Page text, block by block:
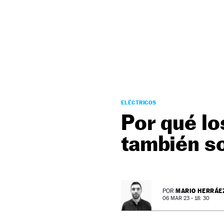
ELÉCTRICOS
Por qué
también
POR MARIO
06 MAR 23 - 18: 30